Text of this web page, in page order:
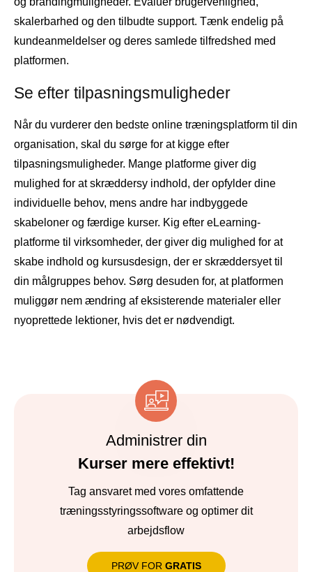
skalerbarhed og den tilbudte support. Tænk endelig på
kundeanmeldelser og deres samlede tilfredshed med
platformen.
Se efter tilpasningsmuligheder
Når du vurderer den bedste online træningsplatform til din
organisation, skal du sørge for at kigge efter
tilpasningsmuligheder. Mange platforme giver dig
mulighed for at skræddersy indhold, der opfylder dine
individuelle behov, mens andre har indbyggede
skabeloner og færdige kurser. Kig efter eLearning-
platforme til virksomheder, der giver dig mulighed for at
skabe indhold og kursusdesign, der er skræddersyet til
din målgruppes behov. Sørg desuden for, at platformen
muliggør nem ændring af eksisterende materialer eller
nyoprettede lektioner, hvis det er nødvendigt.
Administrer din
Kurser mere effektivt!
Tag ansvaret med vores omfattende
træningsstyringssoftware og optimer dit
arbejdsflow
PRØV FOR GRATIS